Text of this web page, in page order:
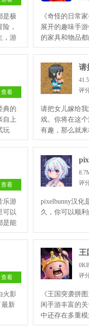
是极
，
，游
行冒
《奇怪的日常
展开的趣味手
的家具和物品
在哪里，完成
查看
典的
自上
玩
请
评
请把女儿嫁给
戏。你将在这
有趣，那么就
的一首歌曲名
查看
乐游
可以
是能
评
pixelbunny汉化
久，你可以顺
查看
火影
最新
王
评
《王国突袭拼
闲手游丰富的
中还存在多重模